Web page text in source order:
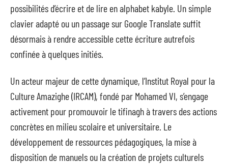
possibilités d’écrire et de lire en alphabet kabyle. Un simple
clavier adapté ou un passage sur Google Translate suffit
désormais à rendre accessible cette écriture autrefois
confinée à quelques initiés.
Un acteur majeur de cette dynamique, l’Institut Royal pour la
Culture Amazighe (IRCAM), fondé par Mohamed VI, s’engage
activement pour promouvoir le tifinagh à travers des actions
concrètes en milieu scolaire et universitaire. Le
développement de ressources pédagogiques, la mise à
disposition de manuels ou la création de projets culturels